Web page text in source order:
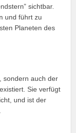
sichtbar.
und führt zu
Planeten des
sondern auch der
Sie verfügt
und ist der